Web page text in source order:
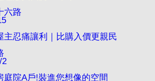
六路
主忍痛讓利｜比購入價更親民
2
庭院A戶!裝進您想像的空間